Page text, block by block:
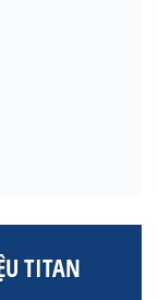
TITAN